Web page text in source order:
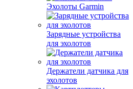
Эхолоты Garmin
Зарядные устройства
для эхолотов
Держатели датчика для
эхолотов